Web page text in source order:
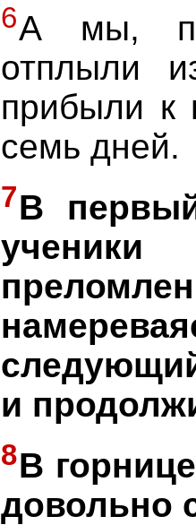
6А мы,
отплыли
прибыли к
семь дней.
7В
и
8В
довольно